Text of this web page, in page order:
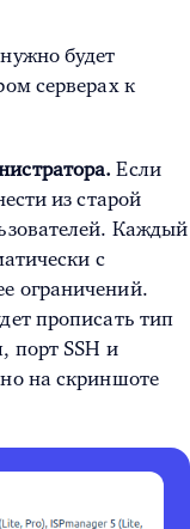
будет
серверах к
Если
из старой
Каждый
с
ограничений.
прописать тип
порт SSH и
на скриншоте